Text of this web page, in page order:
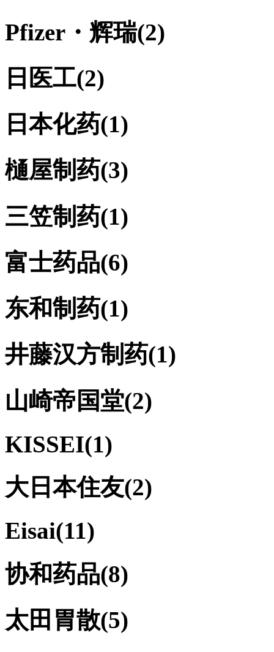
Pfizer・辉瑞(2)
日医工(2)
日本化药(1)
樋屋制药(3)
三笠制药(1)
富士药品(6)
东和制药(1)
井藤汉方制药(1)
山崎帝国堂(2)
KISSEI(1)
大日本住友(2)
Eisai(11)
协和药品(8)
太田胃散(5)